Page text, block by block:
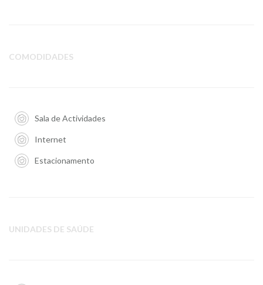
COMODIDADES
Sala de Actividades
Internet
Estacionamento
UNIDADES DE SAÚDE